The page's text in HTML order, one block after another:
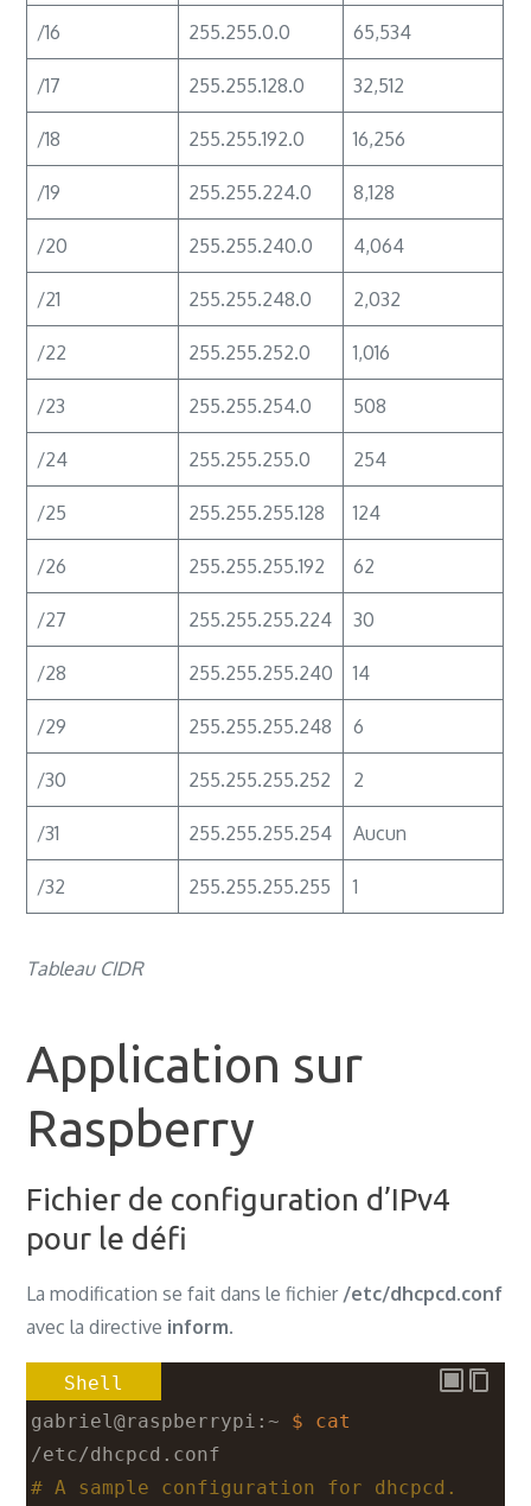
/16 255.255.0.0 65,534
/17 255.255.128.0 32,512
/18 255.255.192.0 16,256
/19 255.255.224.0 8,128
/20 255.255.240.0 4,064
/21 255.255.248.0 2,032
/22 255.255.252.0 1,016
/23 255.255.254.0 508
/24 255.255.255.0 254
/25 255.255.255.128 124
/26 255.255.255.192 62
/27 255.255.255.224 30
/28 255.255.255.240 14
/29 255.255.255.248 6
/30 255.255.255.252 2
/31 255.255.255.254 Aucun
/32 255.255.255.255 1
Tableau CIDR
Application sur
Raspberry
Fichier de configuration d’IPv4
pour le défi
La modification se fait dans le fichier/etc/dhcpcd.conf
avec la directive inform.
Shell
gabriel@raspberrypi:~ $ cat
# A sample configuration for dhcpcd.